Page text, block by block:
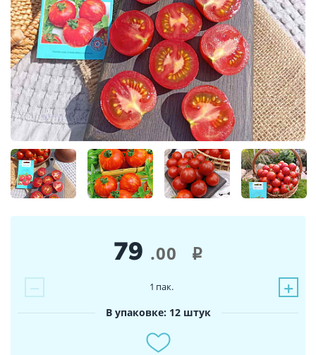
79 .00 i
− +
1 пак.
В упаковке: 12 штук